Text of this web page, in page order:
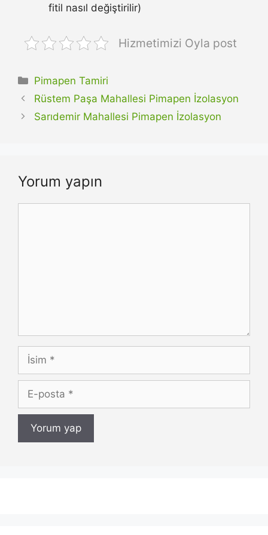
fitil nasıl değiştirilir)
Hizmetimizi Oyla post
Kategoriler
Pimapen Tamiri
Rüstem Paşa Mahallesi Pimapen İzolasyon
Sarıdemir Mahallesi Pimapen İzolasyon
Yorum yapın
İsim
posta